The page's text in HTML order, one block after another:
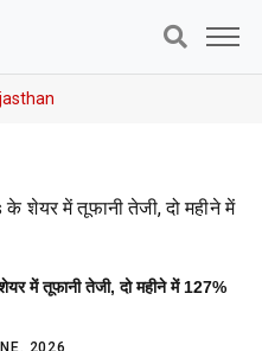
में तूफानी तेजी, दो महीने में 127%
2026